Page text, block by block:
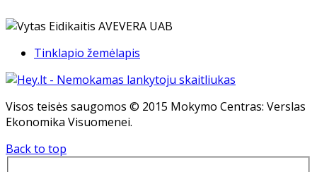
Tinklapio žemėlapis
Visos teisės saugomos © 2015 Mokymo Centras: Verslas
Ekonomika Visuomenei.
Back to top